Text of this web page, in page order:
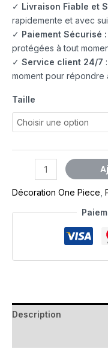
✓ Livraison Fiable et
rapidemente et avec
✓ Paiement Sécurisé :
protégées à tout
✓ Service client 24/7
moment pour répondre
Taille
Décoration One Piece
Description